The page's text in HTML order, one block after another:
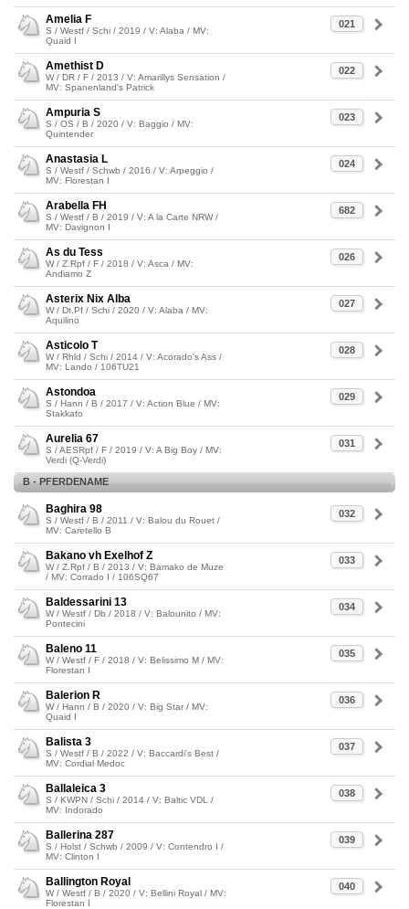
021
Amelia F
S / Westf / Schi / 2019 / V: Alaba / MV:
Quaid I
022
Amethist D
W / DR / F / 2013 / V: Amarillys Sensation /
MV: Spanenland's Patrick
023
Ampuria S
S / OS / B / 2020 / V: Baggio / MV:
Quintender
024
Anastasia L
S / Westf / Schwb / 2016 / V: Arpeggio /
MV: Florestan I
682
Arabella FH
S / Westf / B / 2019 / V: A la Carte NRW /
MV: Davignon I
026
As du Tess
W / Z.Rpf / F / 2018 / V: Asca / MV:
Andiamo Z
027
Asterix Nix Alba
W / Dt.Pf / Schi / 2020 / V: Alaba / MV:
Aquilino
028
Asticolo T
W / Rhld / Schi / 2014 / V: Acorado's Ass /
MV: Lando / 106TU21
029
Astondoa
S / Hann / B / 2017 / V: Action Blue / MV:
Stakkato
031
Aurelia 67
S / AESRpf / F / 2019 / V: A Big Boy / MV:
Verdi (Q-Verdi)
B - PFERDENAME
032
Baghira 98
S / Westf / B / 2011 / V: Balou du Rouet /
MV: Caretello B
033
Bakano vh Exelhof Z
W / Z.Rpf / B / 2013 / V: Bamako de Muze
/ MV: Corrado I / 106SQ67
034
Baldessarini 13
W / Westf / Db / 2018 / V: Balounito / MV:
Pontecini
035
Baleno 11
W / Westf / F / 2018 / V: Belissimo M / MV:
Florestan I
036
Balerion R
W / Hann / B / 2020 / V: Big Star / MV:
Quaid I
037
Balista 3
S / Westf / B / 2022 / V: Baccardi's Best /
MV: Cordial Medoc
038
Ballaleica 3
S / KWPN / Schi / 2014 / V: Baltic VDL /
MV: Indorado
039
Ballerina 287
S / Holst / Schwb / 2009 / V: Contendro I /
MV: Clinton I
040
Ballington Royal
W / Westf / B / 2020 / V: Bellini Royal / MV:
Florestan I